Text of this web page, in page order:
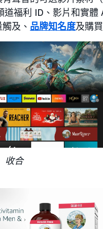
道福利 ID、影片和實
及、 品牌知名度及購
收合